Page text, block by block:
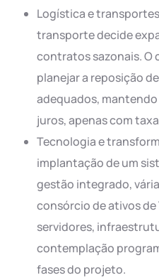
Logística e
transporte decide
contratos sazonais.
planejar a reposição
adequados,
juros, apenas com
Tecnologia e
implantação de um
gestão integrado,
consórcio de ativos
servidores,
contemplação
fases do projeto.